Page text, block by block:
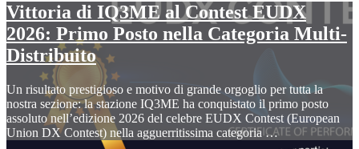
Vittoria di IQ3ME al Contest EUDX
2026: Primo Posto nella Categoria Multi-
Distribuito
Un risultato prestigioso e motivo di grande orgoglio per tutta la
nostra sezione: la stazione IQ3ME ha conquistato il primo posto
assoluto nell’edizione 2026 del celebre EUDX Contest (European
Union DX Contest) nella agguerritissima categoria …